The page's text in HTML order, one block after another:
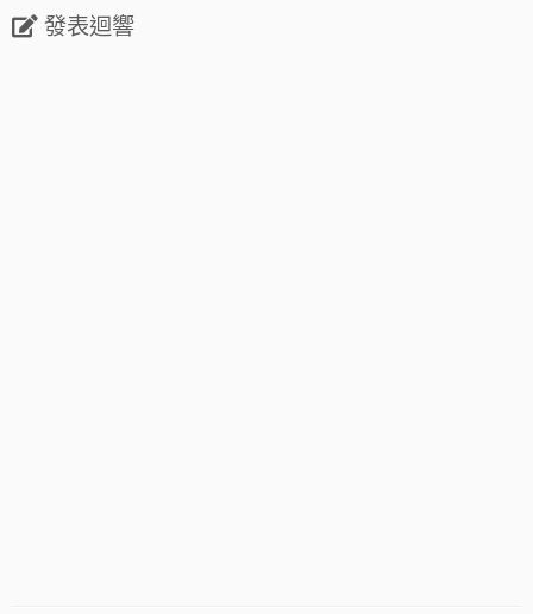
發表迴響